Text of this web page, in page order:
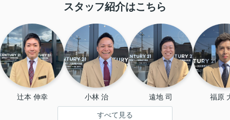
スタッフ紹介はこちら
辻本 伸幸 小林 治 遠地 司 福原
すべて見る